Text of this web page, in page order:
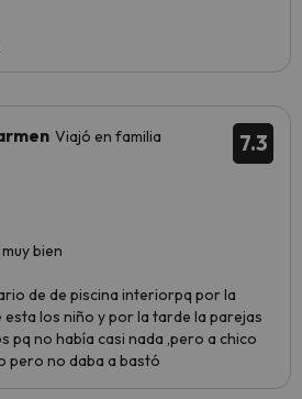
7.3
Viajó en familia
bien
de de piscina interiorpq por la
esta los niño y por la tarde la parejas
pq no había casi nada ,pero a chico
pero no daba a bastó